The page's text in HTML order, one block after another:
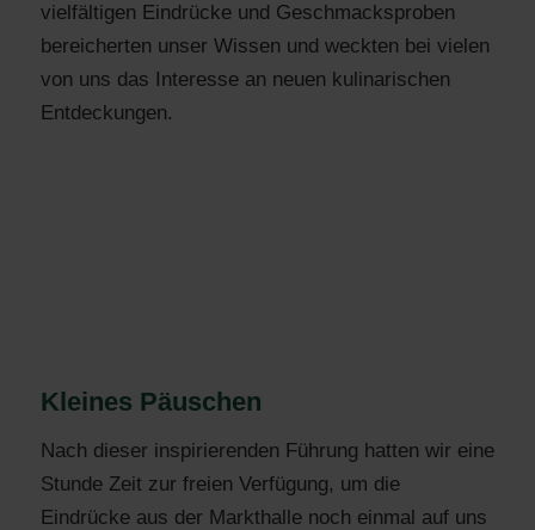
vielfältigen Eindrücke und Geschmacksproben
bereicherten unser Wissen und weckten bei vielen
von uns das Interesse an neuen kulinarischen
Entdeckungen.
Kleines Päuschen
Nach dieser inspirierenden Führung hatten wir eine
Stunde Zeit zur freien Verfügung, um die
Eindrücke aus der Markthalle noch einmal auf uns